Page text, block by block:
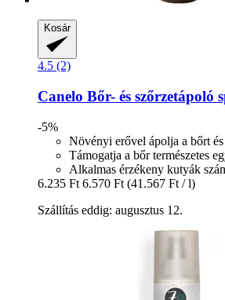
Kosár
4.5 (2)
Canelo Bőr-​ és szőrzetápoló
-5%
Növényi erővel ápolja a bőrt és
Támogatja a bőr természetes
Alkalmas érzékeny kutyák
6.235 Ft 6.570 Ft (41.567 Ft / l)
Szállítás eddig: augusztus 12.